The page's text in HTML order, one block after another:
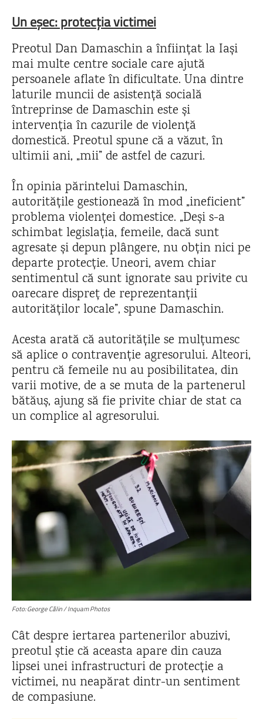
Un eșec: protecția victimei
Preotul Dan Damaschin a înființat la Iași
mai multe centre sociale care ajută
persoanele aflate în dificultate. Una dintre
laturile muncii de asistență socială
întreprinse de Damaschin este și
intervenția în cazurile de violență
domestică. Preotul spune că a văzut, în
ultimii ani, „mii” de astfel de cazuri.
În opinia părintelui Damaschin,
autoritățile gestionează în mod „ineficient”
problema violenței domestice. „Deși s-a
schimbat legislația, femeile, dacă sunt
agresate și depun plângere, nu obțin nici pe
departe protecție. Uneori, avem chiar
sentimentul că sunt ignorate sau privite cu
oarecare dispreț de reprezentanții
autorităților locale”, spune Damaschin.
Acesta arată că autoritățile se mulțumesc
să aplice o contravenție agresorului. Alteori,
pentru că femeile nu au posibilitatea, din
varii motive, de a se muta de la partenerul
bătăuș, ajung să fie privite chiar de stat ca
un complice al agresorului.
Foto: George Călin / Inquam Photos
Cât despre iertarea partenerilor abuzivi,
preotul știe că aceasta apare din cauza
lipsei unei infrastructuri de protecție a
victimei, nu neapărat dintr-un sentiment
de compasiune.